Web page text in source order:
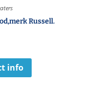
Russell.
info